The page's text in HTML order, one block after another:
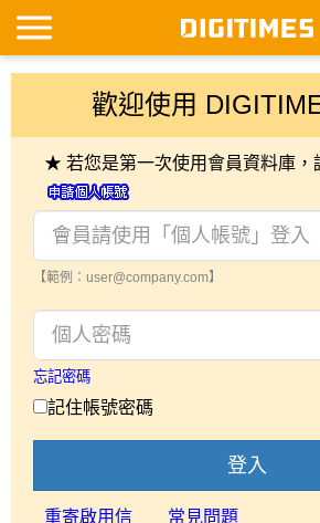
歡迎使用
★ 若您是第一次使用會員資料庫，
【範例：user@company.com】
忘記密碼
記住帳號密碼
登入
重寄啟用信 常見問題